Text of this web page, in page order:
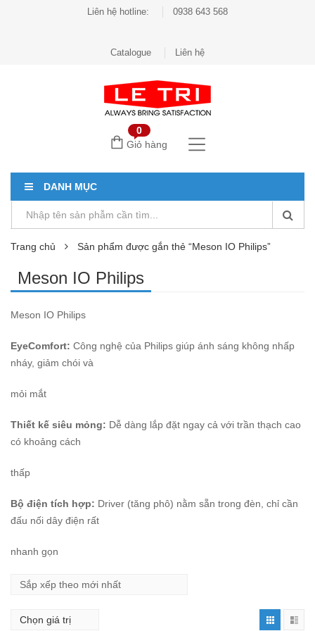
Liên hệ hotline: 0938 643 568
Catalogue Liên hệ
0
Giỏ hàng
DANH MỤC
Trang chủ Sản phẩm được gắn thẻ “Meson IO Philips”
Meson IO Philips
Meson IO Philips
EyeComfort: Công nghệ của Philips giúp ánh sáng không nhấp
nháy, giảm chói và
mỏi mắt
Thiết kế siêu mỏng: Dễ dàng lắp đặt ngay cả với trần thạch cao
có khoảng cách
thấp
Bộ điện tích hợp: Driver (tăng phô) nằm sẵn trong đèn, chỉ cần
đấu nối dây điện rất
nhanh gọn